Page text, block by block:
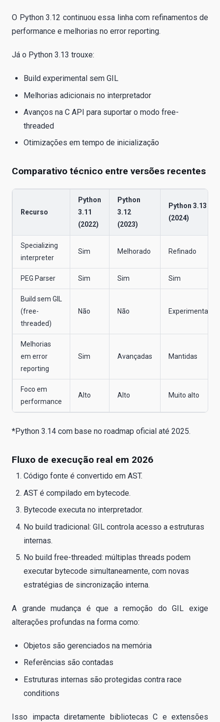
O Python 3.12 continuou essa linha com refinamentos de
performance e melhorias no error reporting.
Já o Python 3.13 trouxe:
Build experimental sem GIL
Melhorias adicionais no interpretador
Avanços na C API para suportar o modo free-
threaded
Otimizações em tempo de inicialização
Comparativo técnico entre versões recentes
Recurso
Python
3.11
(2022)
Python
3.12
(2023)
Python 3.13
(2024)
Specializing
interpreter
Sim Melhorado Refinado
PEG Parser Sim Sim Sim
Build sem GIL
(free-
threaded)
Não Não Experimental
Melhorias
em error
reporting
Sim Avançadas Mantidas
Foco em
performance
Alto Alto Muito alto
*Python 3.14 com base no roadmap oficial até 2025.
Fluxo de execução real em 2026
Código fonte é convertido em AST.
AST é compilado em bytecode.
Bytecode executa no interpretador.
No build tradicional: GIL controla acesso a estruturas
internas.
No build free-threaded: múltiplas threads podem
executar bytecode simultaneamente, com novas
estratégias de sincronização interna.
A grande mudança é que a remoção do GIL exige
alterações profundas na forma como:
Objetos são gerenciados na memória
Referências são contadas
Estruturas internas são protegidas contra race
conditions
Isso impacta diretamente bibliotecas C e extensões